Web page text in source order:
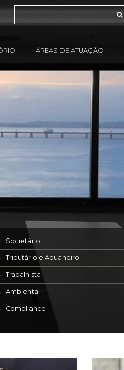
ÁREAS DE ATUAÇÃO
Societário
Tributário e Aduaneiro
Trabalhista
Ambiental
Compliance